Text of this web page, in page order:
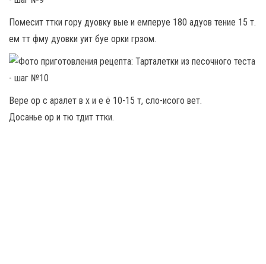
Помесит ттки гору дуовку вые и емперуе 180 адуов тение 15 т.
ем тт фму дуовки уит буе орки грзом.
Вере ор с аралет в х и е ё 10-15 т, сло-исого вет.
Досанье ор и тю тдит ттки.